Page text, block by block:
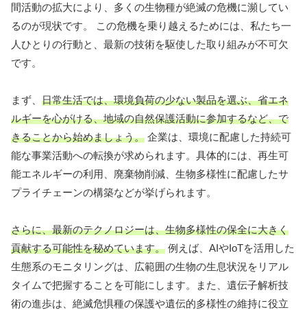
間活動の拡大により、多くの生物種が絶滅の危機に瀕してい
るのが現状です。 この危機を乗り越えるためには、私たち一
人ひとりの行動と、最新の技術を駆使した取り組みが不可欠
です。
まず、 日常生活では、環境負荷の少ない製品を選ぶ、省エネ
ルギーを心がける、地域の自然保護活動に参加するなど、で
きることから始めましょう。 企業は、環境に配慮した持続可
能な事業活動への転換が求められます。具体的には、再生可
能エネルギーの利用、廃棄物削減、生物多様性に配慮したサ
プライチェーンの構築などが挙げられます。
さらに、最新のテクノロジーは、生物多様性の保全に大きく
貢献する可能性を秘めています。 例えば、AIやIoTを活用した
生態系のモニタリングは、広範囲の生物の生息状況をリアル
タイムで把握することを可能にします。また、遺伝子解析技
術の進歩は、絶滅危惧種の保護や遺伝的多様性の維持に役立